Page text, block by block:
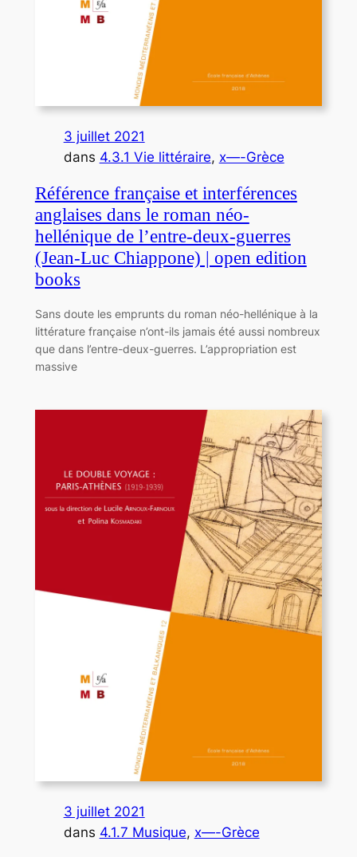
3 juillet 2021
dans 4.3.1 Vie littéraire, x—-Grèce
Référence française et interférences
anglaises dans le roman néo-
hellénique de l’entre-deux-guerres
(Jean-Luc Chiappone) | open edition
books
Sans doute les emprunts du roman néo-hellénique à la
littérature française n’ont-ils jamais été aussi nombreux
que dans l’entre-deux-guerres. L’appropriation est
massive
3 juillet 2021
dans 4.1.7 Musique, x—-Grèce